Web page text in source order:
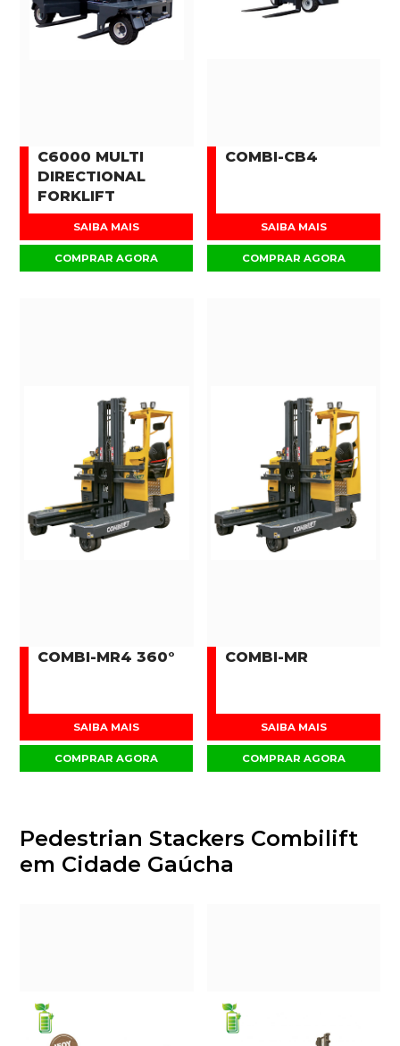
C6000 MULTI
DIRECTIONAL
FORKLIFT
SAIBA MAIS
COMPRAR AGORA
COMBI-CB4
SAIBA MAIS
COMPRAR AGORA
COMBI-MR4 360°
SAIBA MAIS
COMPRAR AGORA
COMBI-MR
SAIBA MAIS
COMPRAR AGORA
Pedestrian Stackers Combilift
em Cidade Gaúcha